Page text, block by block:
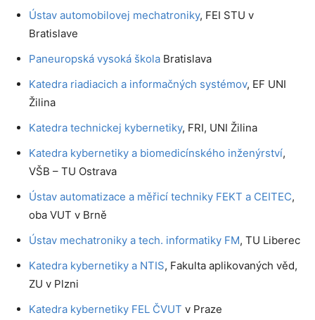
Ústav automobilovej mechatroniky, FEI STU v
Bratislave
Paneuropská vysoká škola Bratislava
Katedra riadiacich a informačných systémov, EF UNI
Žilina
Katedra technickej kybernetiky, FRI, UNI Žilina
Katedra kybernetiky a biomedicínského inženýrství,
VŠB – TU Ostrava
Ústav automatizace a měřicí techniky FEKT a CEITEC,
oba VUT v Brně
Ústav mechatroniky a tech. informatiky FM, TU Liberec
Katedra kybernetiky a NTIS, Fakulta aplikovaných věd,
ZU v Plzni
Katedra kybernetiky FEL ČVUT v Praze